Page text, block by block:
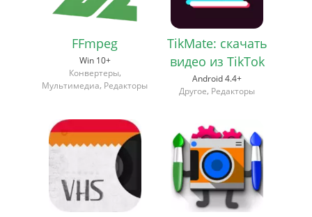
FFmpeg
Win 10+
Конвертеры,
Мультимедиа, Редакторы
TikMate: скачать
видео из TikTok
Android 4.4+
Другое, Редакторы